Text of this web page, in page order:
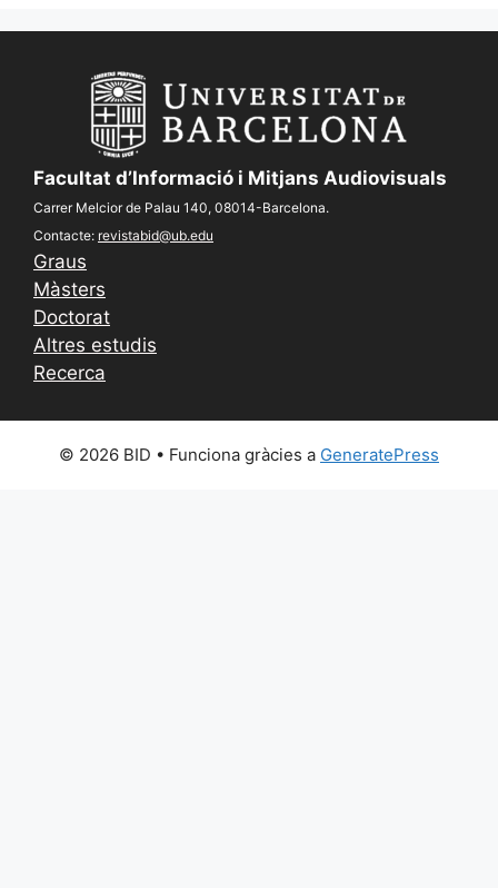
Facultat d’Informació i Mitjans Audiovisuals
Carrer Melcior de Palau 140, 08014-Barcelona.
Contacte: revistabid@ub.edu
Graus
Màsters
Doctorat
Altres estudis
Recerca
© 2026 BID • Funciona gràcies a GeneratePress